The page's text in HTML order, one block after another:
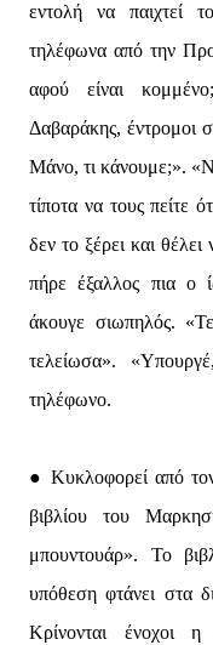
εντολή να παιχτεί
τηλέφωνα από την
αφού είναι
Δαβαράκης, έντρομοι
Μάνο, τι κάνουμε;».
τίποτα να τους πείτε
δεν το ξέρει και
πήρε έξαλλος πια ο
άκουγε σιωπηλός.
τελείωσα».
τηλέφωνο.
● Κυκλοφορεί από
βιβλίου του
μπουντουάρ». Το
υπόθεση φτάνει στα
Κρίνονται ένοχοι